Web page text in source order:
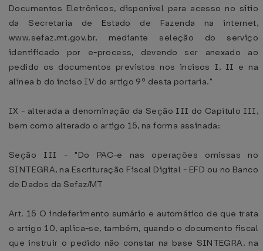
Documentos Eletrônicos, disponível para acesso no sítio
da Secretaria de Estado de Fazenda na internet,
www.sefaz.mt.gov.br, mediante seleção do serviço
identificado por e-process, devendo ser anexado ao
pedido os documentos previstos nos incisos I, II e na
alínea b do inciso IV do artigo 9º desta portaria."
IX - alterada a denominação da Seção III do Capítulo III,
bem como alterado o artigo 15, na forma assinada:
Seção III - "Do PAC-e nas operações omissas no
SINTEGRA, na Escrituração Fiscal Digital - EFD ou no Banco
de Dados da Sefaz/MT
Art. 15 O indeferimento sumário e automático de que trata
o artigo 10, aplica-se, também, quando o documento fiscal
que instruir o pedido não constar na base SINTEGRA, na